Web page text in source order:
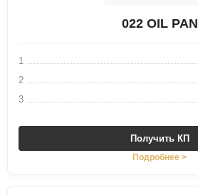
022 OIL PAN
1
2
3
Получить КП
Подробнее >